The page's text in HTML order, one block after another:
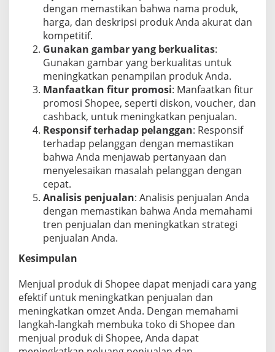
dengan memastikan bahwa nama produk,
harga, dan deskripsi produk Anda akurat dan
kompetitif.
Gunakan gambar yang berkualitas:
Gunakan gambar yang berkualitas untuk
meningkatkan penampilan produk Anda.
Manfaatkan fitur promosi: Manfaatkan fitur
promosi Shopee, seperti diskon, voucher, dan
cashback, untuk meningkatkan penjualan.
Responsif terhadap pelanggan: Responsif
terhadap pelanggan dengan memastikan
bahwa Anda menjawab pertanyaan dan
menyelesaikan masalah pelanggan dengan
cepat.
Analisis penjualan: Analisis penjualan Anda
dengan memastikan bahwa Anda memahami
tren penjualan dan meningkatkan strategi
penjualan Anda.
Kesimpulan
Menjual produk di Shopee dapat menjadi cara yang
efektif untuk meningkatkan penjualan dan
meningkatkan omzet Anda. Dengan memahami
langkah-langkah membuka toko di Shopee dan
menjual produk di Shopee, Anda dapat